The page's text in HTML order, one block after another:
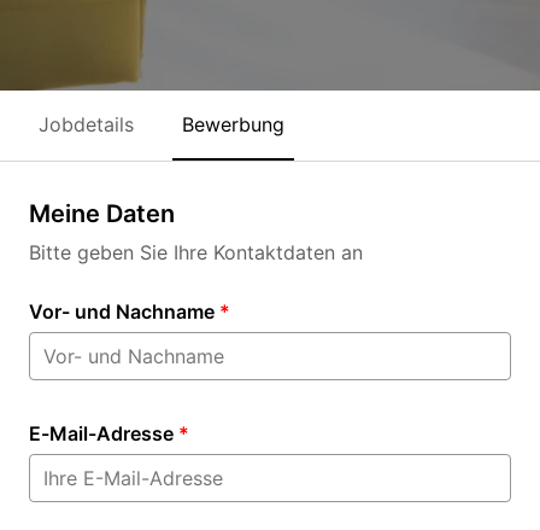
Jobdetails Bewerbung
Meine Daten
Bitte geben Sie Ihre Kontaktdaten an
Vor- und Nachname *
E-Mail-Adresse *